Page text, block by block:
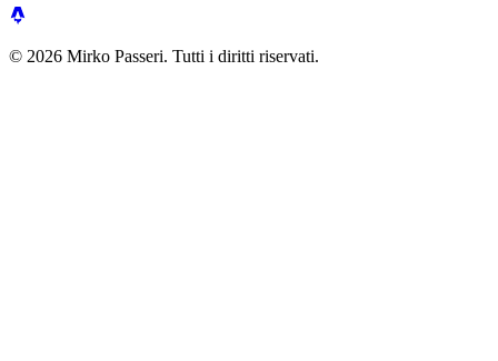
© 2026 Mirko Passeri. Tutti i diritti riservati.